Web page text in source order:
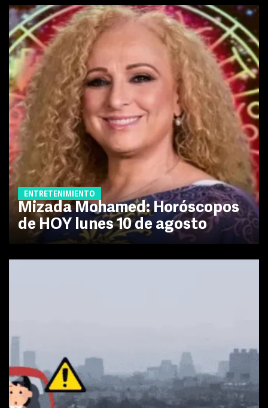
ENTRETENIMIENTO
Mizada Mohamed: Horóscopos
de HOY lunes 10 de agosto